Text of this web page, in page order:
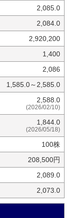
2,085.0
2,084.0
2,920,200
1,400
2,086
1,585.0～2,585.0
2,588.0
(2026/02/10)
1,844.0
(2026/05/18)
100株
208,500円
2,089.0
2,073.0